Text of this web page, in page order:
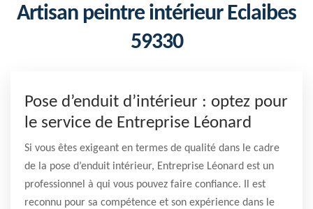
Artisan peintre intérieur Eclaibes
59330
Pose d’enduit d’intérieur : optez pour
le service de Entreprise Léonard
Si vous êtes exigeant en termes de qualité dans le cadre
de la pose d’enduit intérieur, Entreprise Léonard est un
professionnel à qui vous pouvez faire confiance. Il est
reconnu pour sa compétence et son expérience dans le